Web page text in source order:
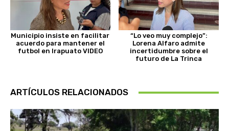
Municipio insiste en facilitar
acuerdo para mantener el
futbol en Irapuato VIDEO
“Lo veo muy complejo”:
Lorena Alfaro admite
incertidumbre sobre el
futuro de La Trinca
ARTÍCULOS RELACIONADOS